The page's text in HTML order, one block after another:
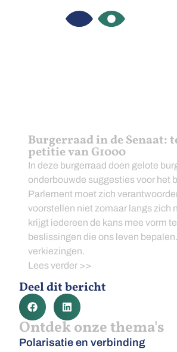
Burgerraad in de Senaat:
petitie van G1000
In deze burgerraad doen gelote
onderbouwde suggesties voor het
Parlement moet zich
voorstellen niet zomaar langs zich
krijgt iedereen de kans mee vorm
beslissingen die ons leven
verkiezingen.
Lees verder >>
Deel dit bericht
Ontdek onze thema's
Polarisatie en verbinding